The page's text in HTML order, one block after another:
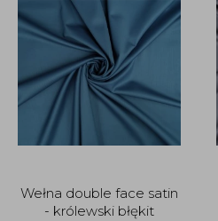
Wełna double face satin
- królewski błękit